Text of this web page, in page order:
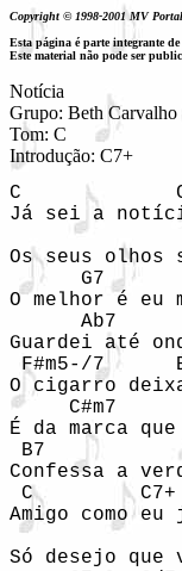
Copyright © 1998-2001 MV
Esta página é parte integrante
Este material não pode ser
Notícia
Grupo: Beth Carvalho
Tom: C
Introdução: C7+
C
Já sei a
Os seus
G7
O melhor é eu
Ab7
Guardei até
F#m5-/7
O cigarro
C#m7
É da marca que
B7
Confessa a
C
Amigo como
Só desejo que